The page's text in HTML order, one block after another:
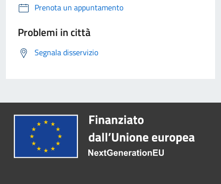
Prenota un appuntamento
Problemi in città
Segnala disservizio